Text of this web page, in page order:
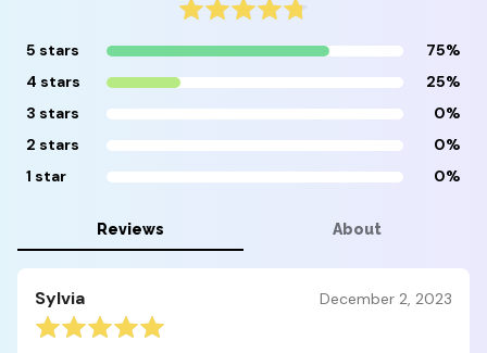
5 stars
75%
4 stars
25%
3 stars
0%
2 stars
0%
1 star
0%
Reviews About
Sylvia December 2, 2023